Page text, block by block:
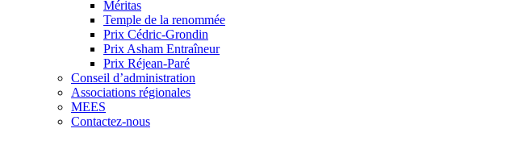
Méritas
Temple de la renommée
Prix Cédric-Grondin
Prix Asham Entraîneur
Prix Réjean-Paré
Conseil d’administration
Associations régionales
MEES
Contactez-nous